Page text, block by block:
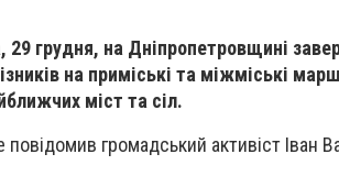
29 грудня, на Дніпропетровщині
на приміські та міжміські
міст та сіл.
повідомив громадський активіст Іван